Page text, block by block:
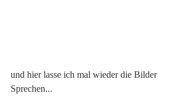
und hier lasse ich mal wieder die Bilder
Sprechen...